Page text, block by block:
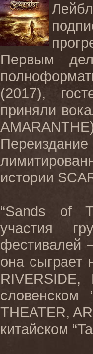
Первым
(2017),
приняли
истории
“Sands of
участия
фестивалей
она сыграет
RIVERSIDE,
словенском
THEATER,
китайском